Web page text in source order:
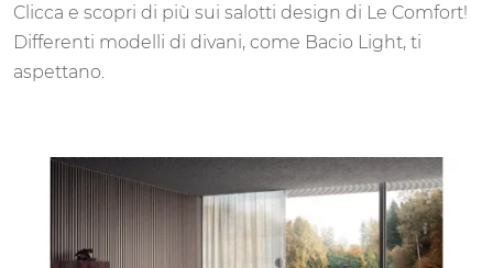
Clicca e scopri di più sui salotti design di Le Comfort!
Differenti modelli di divani, come Bacio Light, ti
aspettano.